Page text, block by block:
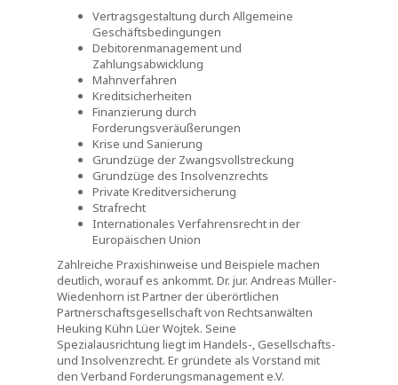
Vertragsgestaltung durch Allgemeine
Geschäftsbedingungen
Debitorenmanagement und
Zahlungsabwicklung
Mahnverfahren
Kreditsicherheiten
Finanzierung durch
Forderungsveräußerungen
Krise und Sanierung
Grundzüge der Zwangsvollstreckung
Grundzüge des Insolvenzrechts
Private Kreditversicherung
Strafrecht
Internationales Verfahrensrecht in der
Europäischen Union
Zahlreiche Praxishinweise und Beispiele machen
deutlich, worauf es ankommt. Dr. jur. Andreas Müller-
Wiedenhorn ist Partner der überörtlichen
Partnerschaftsgesellschaft von Rechtsanwälten
Heuking Kühn Lüer Wojtek. Seine
Spezialausrichtung liegt im Handels-, Gesellschafts-
und Insolvenzrecht. Er gründete als Vorstand mit
den Verband Forderungsmanagement e.V.